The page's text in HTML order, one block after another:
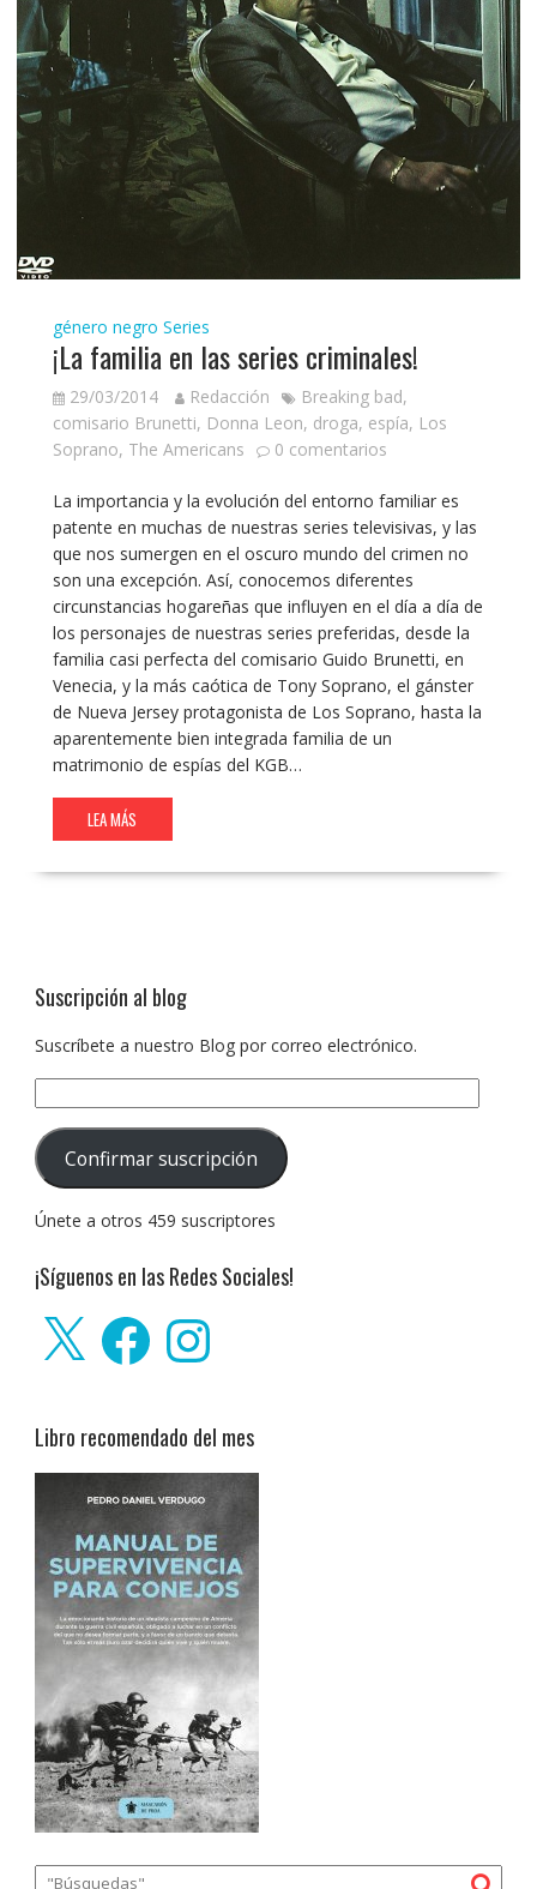
género negro Series
¡La familia en las series criminales!
29/03/2014 Redacción Breaking bad,
comisario Brunetti, Donna Leon, droga, espía, Los
Soprano, The Americans 0 comentarios
La importancia y la evolución del entorno familiar es
patente en muchas de nuestras series televisivas, y las
que nos sumergen en el oscuro mundo del crimen no
son una excepción. Así, conocemos diferentes
circunstancias hogareñas que influyen en el día a día de
los personajes de nuestras series preferidas, desde la
familia casi perfecta del comisario Guido Brunetti, en
Venecia, y la más caótica de Tony Soprano, el gánster
de Nueva Jersey protagonista de Los Soprano, hasta la
aparentemente bien integrada familia de un
matrimonio de espías del KGB…
LEA MÁS
Suscripción al blog
Suscríbete a nuestro Blog por correo electrónico.
correo
electrónico:
Confirmar suscripción
Únete a otros 459 suscriptores
¡Síguenos en las Redes Sociales!
FacebookInstagram
Libro recomendado del mes